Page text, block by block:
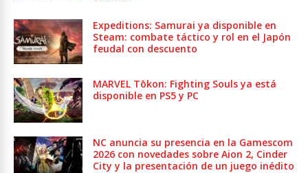
Expeditions: Samurai ya disponible en
Steam: combate táctico y rol en el Japón
feudal con descuento
MARVEL Tōkon: Fighting Souls ya está
disponible en PS5 y PC
NC anuncia su presencia en la Gamescom
2026 con novedades sobre Aion 2, Cinder
City y la presentación de un juego inédito